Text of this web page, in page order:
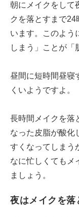
朝にメイクをして
クを落とすまで24
います。このよう
しまう」ことが「
昼間に短時間昼寝
くいようですよ。
長時間メイクを落
なった皮脂が酸化
すくなってしまう
なに忙しくてもメ
ましょう。
夜はメイクを落